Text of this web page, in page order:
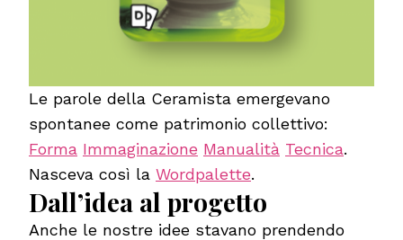
Le parole della Ceramista emergevano
spontanee come patrimonio collettivo:
Forma Immaginazione Manualità Tecnica.
Nasceva così la Wordpalette.
Dall’idea al progetto
Anche le nostre idee stavano prendendo